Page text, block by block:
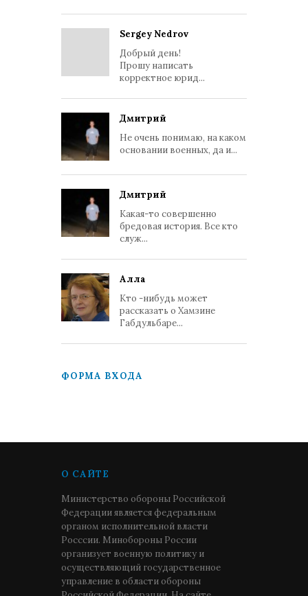
Sergey Nedrov
Добрый день!
Прошу написать
корректное юрид...
Дмитрий
Не очень понимаю, на каком
основании военных, да и...
Дмитрий
Какая-то совершенно
бредовая история. Все кто
служ...
Алла
Кто -нибудь может
рассказать о Хамзине
Габдульбаре...
ФОРМА ВХОДА
О САЙТЕ
Министерство обороны Российской
Федерации является федеральным
органом исполнительной власти
Росссии. Минобороны России
организует военную политику и
осуществляющий государственное
управление в области обороны